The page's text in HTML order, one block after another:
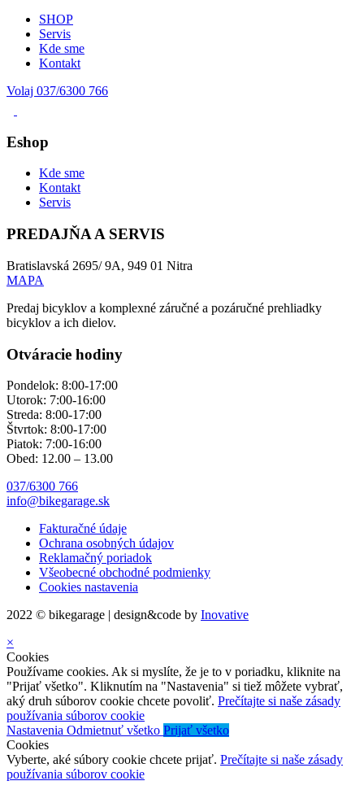
SHOP
Servis
Kde sme
Kontakt
Volaj 037/6300 766
Eshop
Kde sme
Kontakt
Servis
PREDAJŇA A SERVIS
Bratislavská 2695/ 9A, 949 01 Nitra
MAPA
Predaj bicyklov a komplexné záručné a pozáručné prehliadky
bicyklov a ich dielov.
Otváracie hodiny
Pondelok: 8:00-17:00
Utorok: 7:00-16:00
Streda: 8:00-17:00
Štvrtok: 8:00-17:00
Piatok: 7:00-16:00
Obed: 12.00 – 13.00
037/6300 766
info@bikegarage.sk
Fakturačné údaje
Ochrana osobných údajov
Reklamačný poriadok
Všeobecné obchodné podmienky
Cookies nastavenia
2022 © bikegarage | design&code by Inovative
×
Cookies
Používame cookies. Ak si myslíte, že je to v poriadku, kliknite na
"Prijať všetko". Kliknutím na "Nastavenia" si tiež môžete vybrať,
aký druh súborov cookie chcete povoliť. Prečítajte si naše zásady
používania súborov cookie
Nastavenia Odmietnuť všetko Prijať všetko
Cookies
Vyberte, aké súbory cookie chcete prijať. Prečítajte si naše zásady
používania súborov cookie